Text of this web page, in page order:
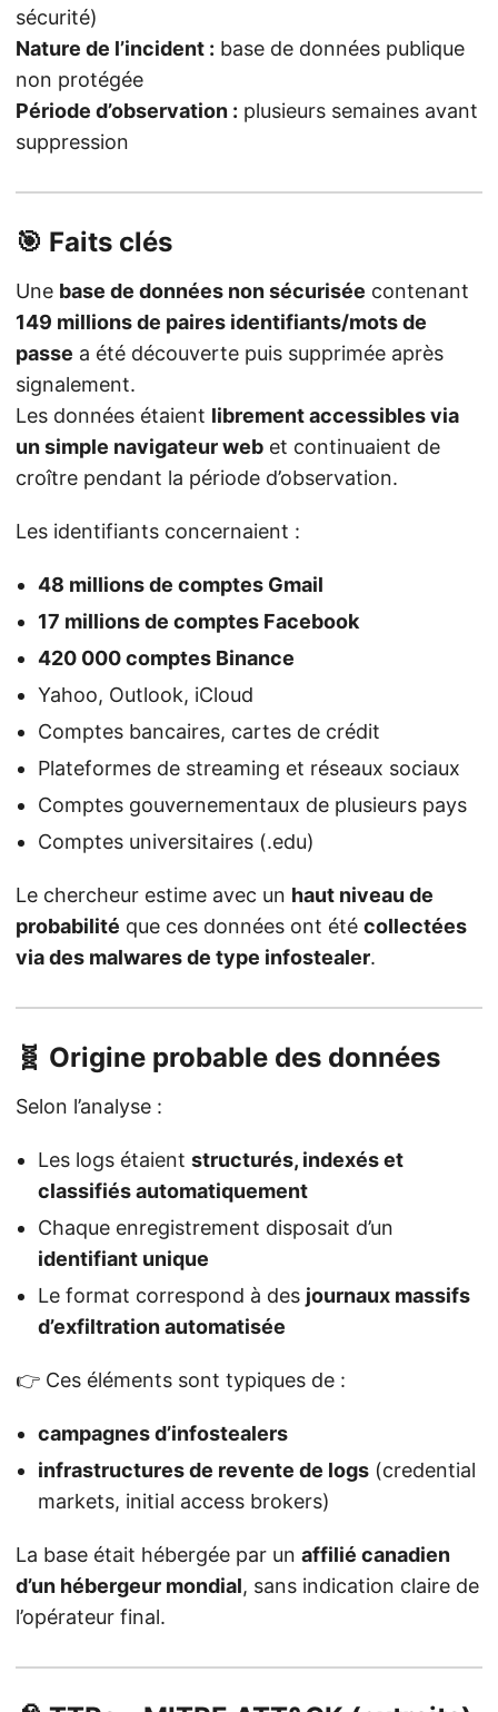
sécurité)
Nature de l’incident : base de données publique
non protégée
Période d’observation : plusieurs semaines avant
suppression
🎯 Faits clés
Une base de données non sécurisée contenant
149 millions de paires identifiants/mots de
passe a été découverte puis supprimée après
signalement.
Les données étaient librement accessibles via
un simple navigateur web et continuaient de
croître pendant la période d’observation.
Les identifiants concernaient :
48 millions de comptes Gmail
17 millions de comptes Facebook
420 000 comptes Binance
Yahoo, Outlook, iCloud
Comptes bancaires, cartes de crédit
Plateformes de streaming et réseaux sociaux
Comptes gouvernementaux de plusieurs pays
Comptes universitaires (.edu)
Le chercheur estime avec un haut niveau de
probabilité que ces données ont été collectées
via des malwares de type infostealer.
🧬 Origine probable des données
Selon l’analyse :
Les logs étaient structurés, indexés et
classifiés automatiquement
Chaque enregistrement disposait d’un
identifiant unique
Le format correspond à des journaux massifs
d’exfiltration automatisée
👉 Ces éléments sont typiques de :
campagnes d’infostealers
infrastructures de revente de logs (credential
markets, initial access brokers)
La base était hébergée par un affilié canadien
d’un hébergeur mondial, sans indication claire de
l’opérateur final.